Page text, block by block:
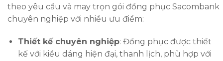
theo yêu cầu và may trọn gói đồng phục Sacombank
chuyên nghiệp với nhiều ưu điểm:
Thiết kế chuyên nghiệp: Đồng phục được thiết
kế với kiểu dáng hiện đại, thanh lịch, phù hợp với